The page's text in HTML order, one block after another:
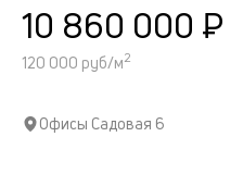
10 860 000 ₽
120 000 руб/м2
Офисы Садовая 6